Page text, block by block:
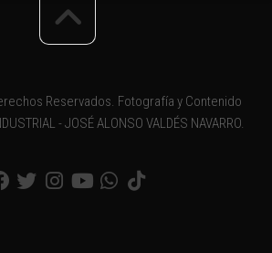
Reservados. Fotografía y Contenido
- JOSÉ ALONSO VALDÉS NAVARRO.